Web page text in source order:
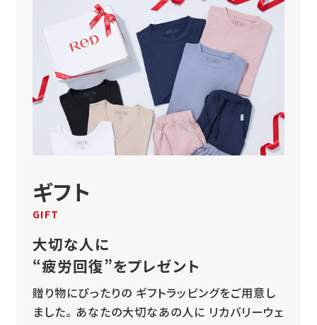
ギフト
GIFT
“疲労回復”をプレゼント
贈り物にぴったりのギフトラッピングをご用意し
ました。あなたの大切なあの人にリカバリーウェ
アをプレゼントしませんか？